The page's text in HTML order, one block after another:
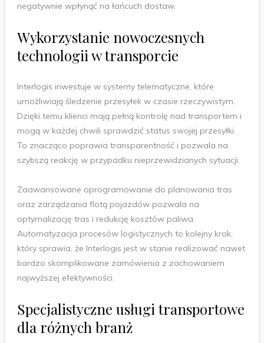
negatywnie wpłynąć na łańcuch dostaw.
Wykorzystanie nowoczesnych
technologii w transporcie
Interlogis inwestuje w systemy telematyczne, które
umożliwiają śledzenie przesyłek w czasie rzeczywistym.
Dzięki temu klienci mają pełną kontrolę nad transportem i
mogą w każdej chwili sprawdzić status swojej przesyłki.
To znacząco poprawia transparentność i pozwala na
szybszą reakcję w przypadku nieprzewidzianych sytuacji.
Zaawansowane oprogramowanie do planowania tras
oraz zarządzania flotą pojazdów pozwala na
optymalizację tras i redukcję kosztów paliwa.
Automatyzacja procesów logistycznych to kolejny krok,
który sprawia, że Interlogis jest w stanie realizować nawet
bardzo skomplikowane zamówienia z zachowaniem
najwyższej efektywności.
Specjalistyczne usługi transportowe
dla różnych branż